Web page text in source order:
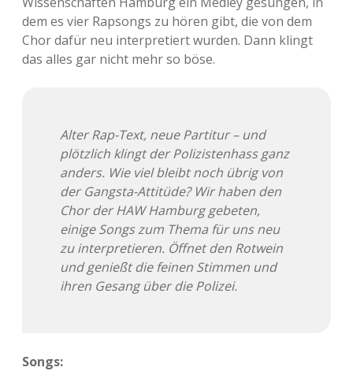
dem es vier Rapsongs zu hören gibt, die von dem
Chor dafür neu interpretiert wurden. Dann klingt
das alles gar nicht mehr so böse.
Alter Rap-Text, neue Partitur – und
plötzlich klingt der Polizistenhass ganz
anders. Wie viel bleibt noch übrig von
der Gangsta-Attitüde? Wir haben den
Chor der HAW Hamburg gebeten,
einige Songs zum Thema für uns neu
zu interpretieren. Öffnet den Rotwein
und genießt die feinen Stimmen und
ihren Gesang über die Polizei.
Songs: